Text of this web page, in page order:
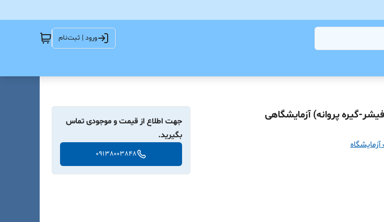
ورود | ثبت‌نام
گیره پروانه) آزمایشگاهی
جهت اطلاع از قیمت و موجودی تماس
بگیرید.
09138003848